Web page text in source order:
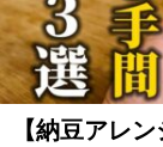
【納豆アレ